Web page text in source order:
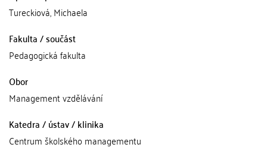
Tureckiová, Michaela
Fakulta / součást
Pedagogická fakulta
Obor
Management vzdělávání
Katedra / ústav / klinika
Centrum školského managementu